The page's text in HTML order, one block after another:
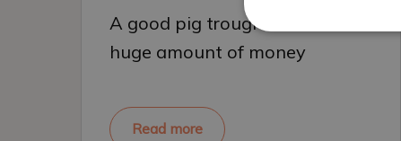
A good pig trough saves a
huge amount of money
Read more